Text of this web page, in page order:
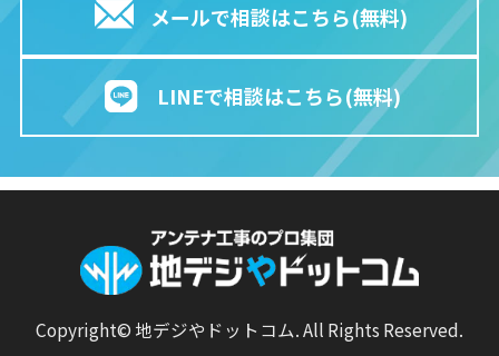
メールで相談はこちら(無料)
LINEで相談はこちら(無料)
Copyright© 地デジやドットコム. All Rights Reserved.